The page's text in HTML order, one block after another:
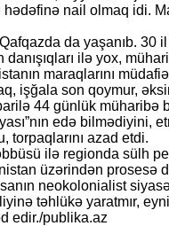
hədəfinə nail olmaq idi.
da yaşanıb. 30
ilə yox,
maraqlarını
işğala son qoymur,
44 günlük
edə bilmədiyini,
torpaqlarını azad etdi.
ilə regionda sülh
üzərindən
neokolonialist
təhlükə yaratmır,
edir./publika.az